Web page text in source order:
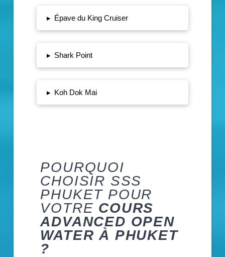
▸ Épave du King Cruiser
▸ Shark Point
▸ Koh Dok Mai
POURQUOI
CHOISIR SSS
PHUKET POUR
VOTRE COURS
ADVANCED OPEN
WATER À PHUKET
?